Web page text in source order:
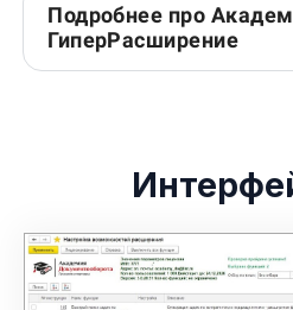
Подробнее про
ГиперРасширение